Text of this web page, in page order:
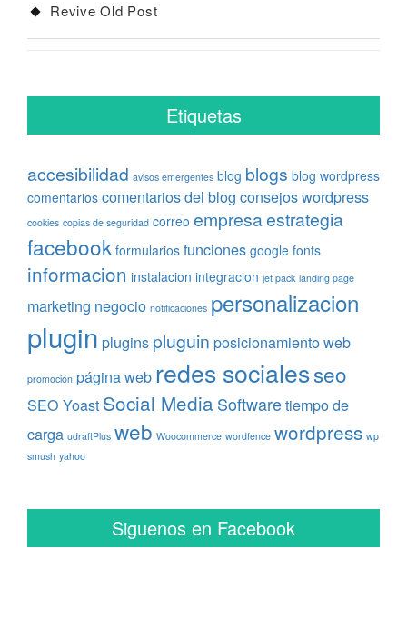
Revive Old Post
Etiquetas
accesibilidad avisos emergentes blog blogs blog wordpress
comentarios comentarios del blog consejos wordpress
cookies copias de seguridad correo empresaestrategia
facebook formularios funciones google fonts
informacion instalacion integracion jet pack landing page
marketing negocio notificaciones personalizacion
plugin plugins pluguin posicionamiento web
promoción página web redes socialesseo
SEO Yoast Social Media Softwaretiempo de
carga udraftPlus web Woocommerce wordfence wordpress wp
smush yahoo
Siguenos en Facebook